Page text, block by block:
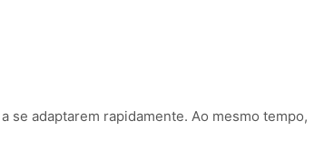
se adaptarem rapidamente. Ao mesmo tempo,